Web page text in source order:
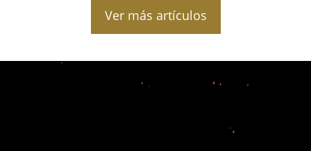
Ver más artículos